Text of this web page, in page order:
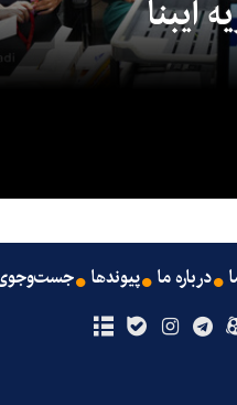
ایبنا
درباره ما پیوندها جست‌وجوی